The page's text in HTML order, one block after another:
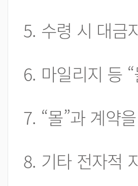
5. 수령 시 대금
6. 마일리지 등
7. “몰”과 계약
8. 기타 전자적